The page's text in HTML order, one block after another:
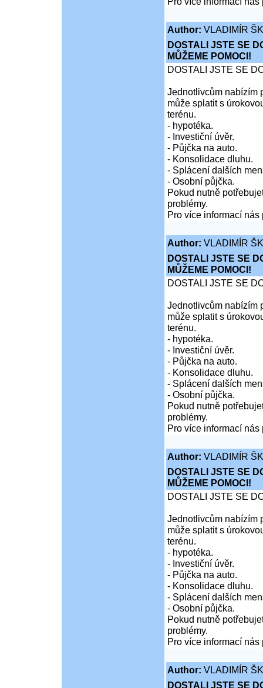
Author: VLADIMÍR
DOSTALI JSTE SE
MŮŽEME POMOCI!
DOSTALI JSTE SE
Jednotlivcům nabízím
může splatit s
terénu.
- hypotéka.
- Investiční úvěr.
- Půjčka na auto.
- Konsolidace dluhu.
- Splácení dalších
- Osobní půjčka.
Pokud nutně
problémy.
Pro více informací nás
Author: VLADIMÍR
DOSTALI JSTE SE
MŮŽEME POMOCI!
DOSTALI JSTE SE
Jednotlivcům nabízím
může splatit s
terénu.
- hypotéka.
- Investiční úvěr.
- Půjčka na auto.
- Konsolidace dluhu.
- Splácení dalších
- Osobní půjčka.
Pokud nutně
problémy.
Pro více informací nás
Author: VLADIMÍR
DOSTALI JSTE SE
MŮŽEME POMOCI!
DOSTALI JSTE SE
Jednotlivcům nabízím
může splatit s
terénu.
- hypotéka.
- Investiční úvěr.
- Půjčka na auto.
- Konsolidace dluhu.
- Splácení dalších
- Osobní půjčka.
Pokud nutně
problémy.
Pro více informací nás
Author: VLADIMÍR
DOSTALI JSTE SE